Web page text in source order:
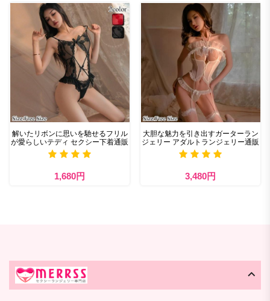
解いたリボンに思いを馳せるフリル
が愛らしいテディ セクシー下着通販
1,680円
大胆な魅力を引き出すガーターラン
ジェリー アダルトランジェリー通販
3,480円